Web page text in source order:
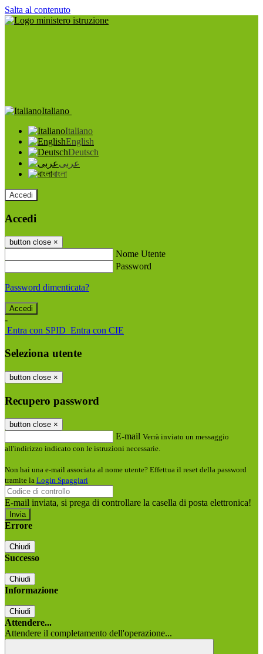
Salta al contenuto
Italiano
Italiano
English
Deutsch
عربى
বাংলা
Accedi
Accedi
button close ×
Nome Utente
Password
Password dimenticata?
-
Entra con SPID Entra con CIE
Seleziona utente
button close ×
Recupero password
button close ×
E-mail Verrà inviato un messaggio
all'indirizzo indicato con le istruzioni necessarie.
Non hai una e-mail associata al nome utente? Effettua il reset della password
tramite la Login Spaggiari
E-mail inviata, si prega di controllare la casella di posta elettronica!
Errore
Chiudi
Successo
Chiudi
Informazione
Chiudi
Attendere...
Attendere il completamento dell'operazione...